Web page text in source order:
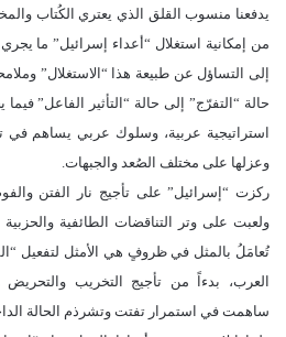
يدفعنا منسوب القلق الذي يعتري الكُتاب
من إمكانية استغلال “أعداء إسرائيل” ما
إلى التساؤل عن طبيعة هذا “الاستغلال”
حالة “التفرّج” إلى حالة “التأثير الفاعل”
استراتيجية عربية، وسلوك عربي يساهم في
وعزلها على مختلف الصُعد والجبهات.
ركزت “إسرائيل” على تأجيج نار الفتن
ولعبت على وتر التناقضات الطائفية والحزبية
تُعامَلُ بالمثل في ظروفٍ هي الأمثل لتفعيل
العرب، بدءاً من تأجيج التخريب والتحريض
ساهمت في استمرار تفتت وتشرذم الحالة